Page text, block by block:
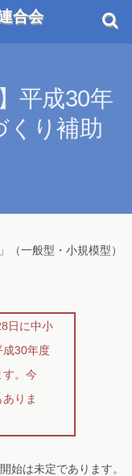
合会
平成30年
くり補助
一般型・小規模型）
日に中小
成30年度
。今
りま
始は未定であります。